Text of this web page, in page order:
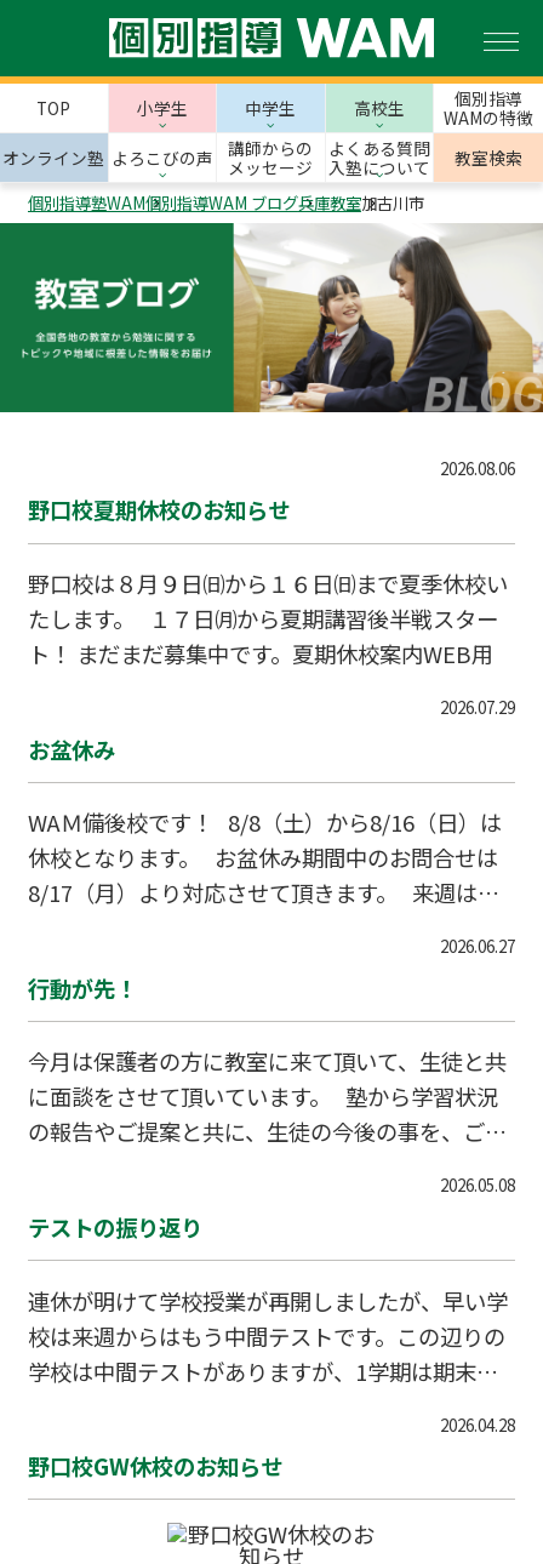
TOP 小学生 中学生 高校生
個別指導
WAMの特徴
オンライン塾 よろこびの声
講師からの
メッセージ
よくある質問
入塾について
教室検索
個別指導塾WAM個別指導WAM ブログ兵庫教室加古川市
2026.08.06
野口校夏期休校のお知らせ
野口校は８月９日㈰から１６日㈰まで夏季休校い
たします。 １７日㈪から夏期講習後半戦スター
ト！ まだまだ募集中です。夏期休校案内WEB用
2026.07.29
お盆休み
WAＭ備後校です！ 8/8（土）から8/16（日）は
休校となります。 お盆休み期間中のお問合せは
8/17（月）より対応させて頂きます。 来週は通
2026.06.27
行動が先！
今月は保護者の方に教室に来て頂いて、生徒と共
に面談をさせて頂いています。 塾から学習状況
の報告やご提案と共に、生徒の今後の事を、ご家
な場となっております。 今の時代なら画面越し
で済む部分もあるかもしれませんが、実際にリア
える、伺える部分というものは非常に大きく、脳
裏に深く焼き付くものだなあと、ネットやAIの時
代だからこそ、改めて実感する日々です。 そん
な場で、保護者の方の悩みで多いのが「どうした
らうちの子は勉強するようになるか？」です。
これはある意味…
2026.05.08
テストの振り返り
連休が明けて学校授業が再開しましたが、早い学
校は来週からはもう中間テストです。この辺りの
学校は中間テストがありますが、1学期は期末テ
は入学した時に算国や学校によっては算国英の進
級テストはありましたが、順位が出る定期テスト
り返し学習し、いいスタートにしてほしいと思い
2026.04.28
野口校GW休校のお知らせ